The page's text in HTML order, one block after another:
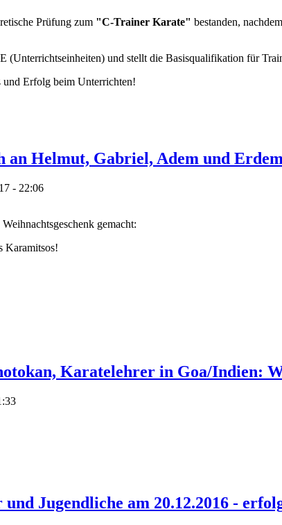
Prüfung zum "C-Trainer Karate" bestanden,
(Unterrichtseinheiten) und stellt die Basisqualifikation für
Erfolg beim Unterrichten!
an Helmut, Gabriel, Adem und
- 22:06
gemacht:
Karamitsos!
Karatelehrer in Goa/Indien:
Jugendliche am 20.12.2016 -